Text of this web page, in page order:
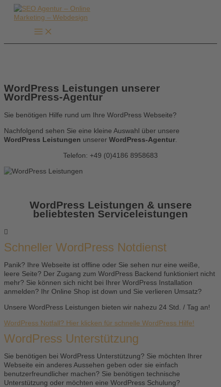
Zum
Inhalt
WordPress Leistungen unserer
WordPress-Agentur
Sie benötigen Hilfe rund um Ihre WordPress Webseite?
Nachfolgend sehen Sie eine kleine Auswahl über unsere
WordPress Leistungen unserer WordPress-Agentur
Telefon: +49 (0)4186 8958683
WordPress Leistungen & unsere
beliebtesten Serviceleistungen
Schneller WordPress Notdienst
Panik? Ihre Webseite ist offline oder Sie sehen nur eine weiße,
leere Seite? Der Zugang zum WordPress Backend funktioniert nicht
mehr? Sie können sich nicht bei Ihrer WordPress Installation
anmelden? Ihr Online Shop ist down und Sie verlieren Umsatz?
Unsere WordPress Leistungen bieten wir nahezu 24 Std. / Tag an!
WordPress Notfall? Hier klicken für schnelle WordPress Hilfe!
WordPress Unterstützung
Sie benötigen bei WordPress Unterstützung? Sie möchten Ihrer
Webseite ein anderes Aussehen geben oder sie einfach
benutzerfreundlicher machen? Sie benötigen technische
Unterstützung oder möchten eine WordPress Schulung?